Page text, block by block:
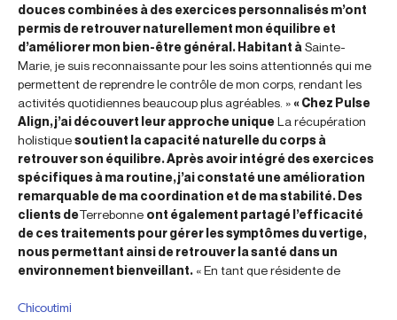
douces combinées à des exercices personnalisés m’ont
permis de retrouver naturellement mon équilibre et
d’améliorer mon bien-être général. Habitant à Sainte-
Marie, je suis reconnaissante pour les soins attentionnés qui me
permettent de reprendre le contrôle de mon corps, rendant les
activités quotidiennes beaucoup plus agréables. » « Chez Pulse
Align, j’ai découvert leur approche uniqueLa récupération
holistiquesoutient la capacité naturelle du corps à
retrouver son équilibre. Après avoir intégré des exercices
spécifiques à ma routine, j’ai constaté une amélioration
remarquable de ma coordination et de ma stabilité. Des
clients deTerrebonne ont également partagé l’efficacité
de ces traitements pour gérer les symptômes du vertige,
nous permettant ainsi de retrouver la santé dans un
environnement bienveillant. « En tant que résidente de
Chicoutimi